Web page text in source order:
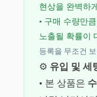
현상을 완벽하
• 구매 수량만
노출될 확률이
등록을 무조건
⚙️ 유입 및 세
• 본 상품은